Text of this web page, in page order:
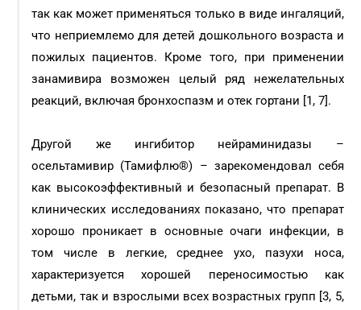
так как может применяться только в виде ингаляций,
что неприемлемо для детей дошкольного возраста и
пожилых пациентов. Кроме того, при применении
занамивира возможен целый ряд нежелательных
реакций, включая бронхоспазм и отек гортани [1, 7].
Другой же ингибитор нейраминидазы –
осельтамивир (Тамифлю®) – зарекомендовал себя
как высокоэффективный и безопасный препарат. В
клинических исследованиях показано, что препарат
хорошо проникает в основные очаги инфекции, в
том числе в легкие, среднее ухо, пазухи носа,
характеризуется хорошей переносимостью как
детьми, так и взрослыми всех возрастных групп [3, 5,